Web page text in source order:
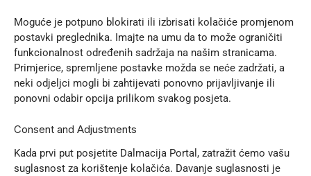
Moguće je potpuno blokirati ili izbrisati kolačiće promjenom
postavki preglednika. Imajte na umu da to može ograničiti
funkcionalnost određenih sadržaja na našim stranicama.
Primjerice, spremljene postavke možda se neće zadržati, a
neki odjeljci mogli bi zahtijevati ponovno prijavljivanje ili
ponovni odabir opcija prilikom svakog posjeta.
Consent and Adjustments
Kada prvi put posjetite Dalmacija Portal, zatražit ćemo vašu
suglasnost za korištenje kolačića. Davanje suglasnosti je